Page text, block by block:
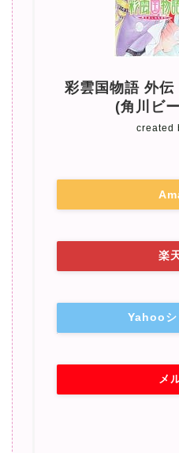
彩雲国物語 外伝
(角川ビ
created
楽
Yahooシ
メ